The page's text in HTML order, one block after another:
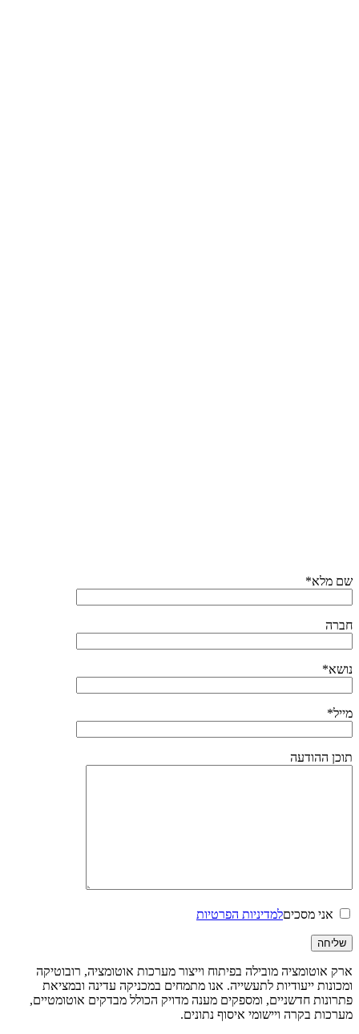
שם מלא*
חברה
נושא*
מייל*
תוכן ההודעה
אני מסכיםלמדיניות הפרטיות
ארק אוטומציה מובילה בפיתוח וייצור מערכות אוטומציה, רובוטיקה
ומכונות ייעודיות לתעשייה. אנו מתמחים במכניקה עדינה ובמציאת
פתרונות חדשניים, ומספקים מענה מדויק הכולל מבדקים אוטומטיים,
מערכות בקרה ויישומי איסוף נתונים.